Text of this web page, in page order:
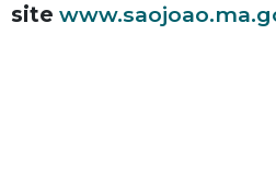
site